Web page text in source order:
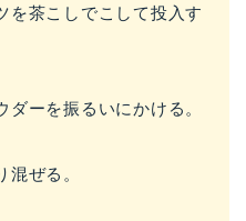
を茶こしでこして投入す
ダーを振るいにかける。
混ぜる。